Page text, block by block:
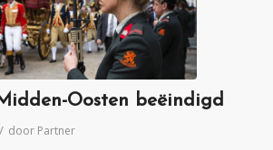
Oosten beëindigd
/ door Partner